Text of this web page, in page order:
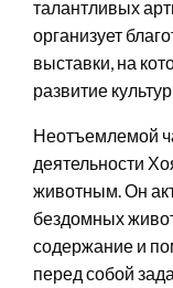
талантливых
организует
выставки, на
развитие
Неотъемлемой
деятельности
животным. Он
бездомных
содержание и
перед собой